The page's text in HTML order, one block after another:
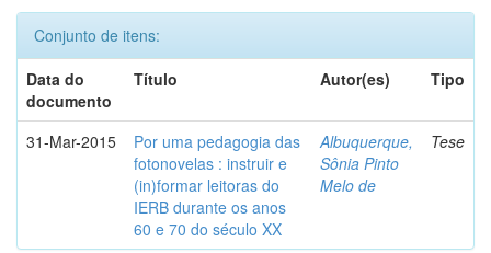
Conjunto de itens:
Data do
documento
Título Autor(es) Tipo
31-Mar-2015
Por uma pedagogia das
fotonovelas : instruir e
(in)formar leitoras do
IERB durante os anos
60 e 70 do século XX
Albuquerque,
Sônia Pinto
Melo de
Tese